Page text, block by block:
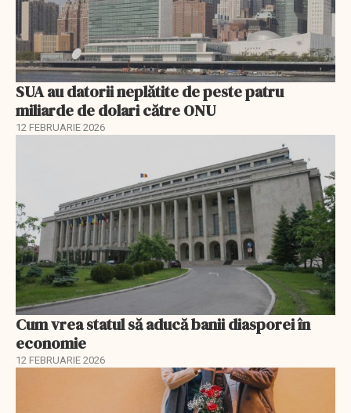
SUA au datorii neplătite de peste patru
miliarde de dolari către ONU
12 FEBRUARIE 2026
Cum vrea statul să aducă banii diasporei în
economie
12 FEBRUARIE 2026